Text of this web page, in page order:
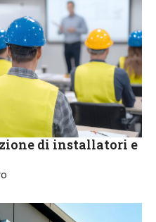
di installatori e